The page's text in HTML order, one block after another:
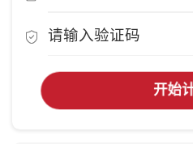
开始